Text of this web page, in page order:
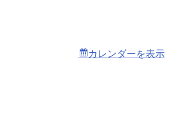
カレンダーを表示